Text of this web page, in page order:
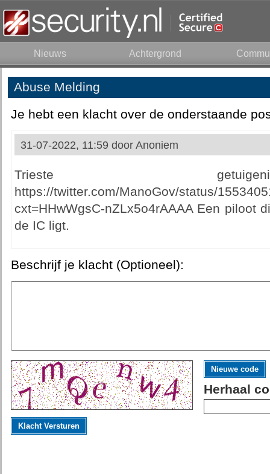
Nieuws Achtergrond
Abuse Melding
Je hebt een klacht over de onderstaande
31-07-2022, 11:59 door Anoniem
Trieste
https://twitter.com/ManoGov/status/
cxt=HHwWgsC-nZLx5o4rAAAA Een piloot
de IC ligt.
Beschrijf je klacht (Optioneel):
Nieuwe code
Herhaal
Klacht Versturen